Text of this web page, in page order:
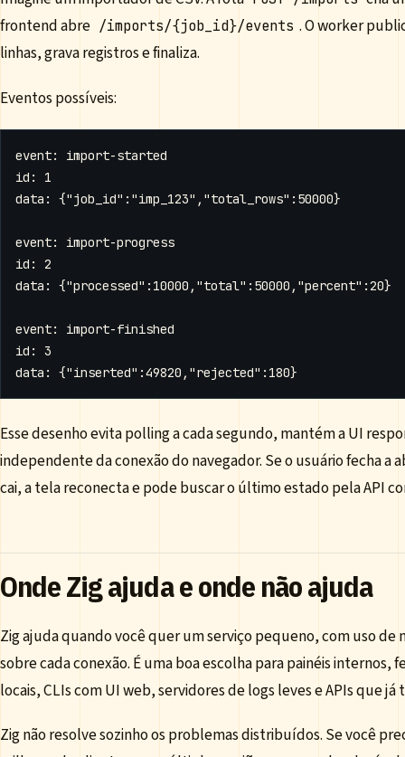
frontend abre /imports/{job_id}/events . O worker
linhas, grava registros e finaliza.
Eventos possíveis:
Esse desenho evita polling a cada segundo, mantém a UI
independente da conexão do navegador. Se o usuário fecha a
cai, a tela reconecta e pode buscar o último estado pela API
Onde Zig ajuda e onde não ajuda
Zig ajuda quando você quer um serviço pequeno, com uso
sobre cada conexão. É uma boa escolha para painéis
locais, CLIs com UI web, servidores de logs leves e APIs que já
Zig não resolve sozinho os problemas distribuídos. Se você